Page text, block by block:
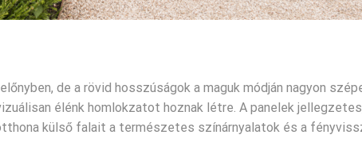
de a rövid hosszúságok a maguk módján nagyon
élénk homlokzatot hoznak létre. A panelek
külső falait a természetes színárnyalatok és a